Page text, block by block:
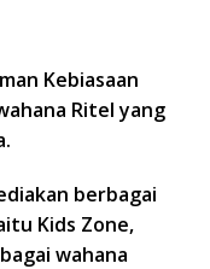
Kebiasaan
Ritel yang
berbagai
Kids Zone,
wahana